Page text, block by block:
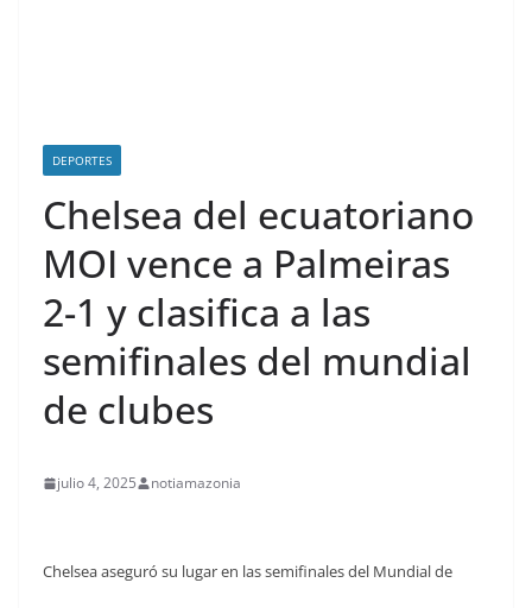
DEPORTES
Chelsea del ecuatoriano
MOI vence a Palmeiras
2-1 y clasifica a las
semifinales del mundial
de clubes
julio 4, 2025 notiamazonia
Chelsea aseguró su lugar en las semifinales del Mundial de